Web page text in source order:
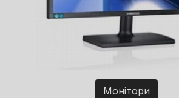
Монітори